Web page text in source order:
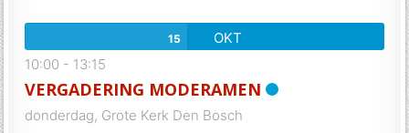
15
OKT
10:00 - 13:15
VERGADERING MODERAMEN
donderdag, Grote Kerk Den Bosch